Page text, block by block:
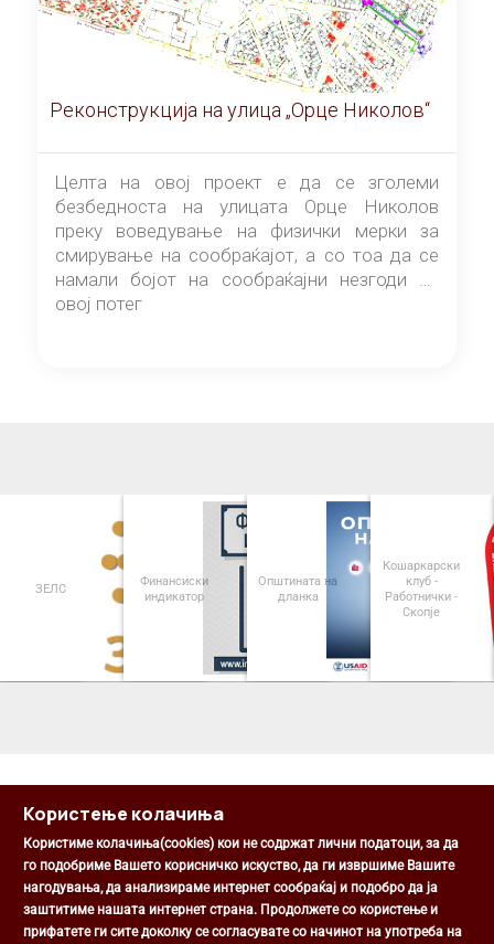
Реконструкција на улица „Орце Николов“
Целта на овој проект е да се зголеми
безбедноста на улицата Орце Николов
преку воведување на физички мерки за
смирување на сообраќајот, а со тоа да се
намали бојот на сообраќајни незгоди на
овој потег
ЗЕЛС
Финансиски
индикатор
Општината на
дланка
Кошаркарски
клуб -
Работнички -
Скопје
Општина Центар
Михаил Цоков бр. 1, Скопје
Користење колачиња
Користиме колачиња(cookies) кои не содржат лични податоци, за да
го подобриме Вашето корисничко искуство, да ги извршиме Вашите
нагодувања, да анализираме интернет сообраќај и подобро да ја
заштитиме нашата интернет страна. Продолжете со користење и
прифатете ги сите доколку се согласувате со начинот на употреба на